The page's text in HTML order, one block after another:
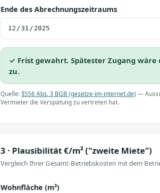
Ende des Abrechnungszeitraums
✓ Frist gewahrt. Spätester Zugang wäre
zu.
Quelle:§556 Abs. 3 BGB (gesetze-im-internet.de) —
Vermieter die Verspätung zu vertreten hat.
3 · Plausibilität €/m² ("zweite Miete")
Vergleich Ihrer Gesamt-Betriebskosten mit dem
Wohnfläche (m²)